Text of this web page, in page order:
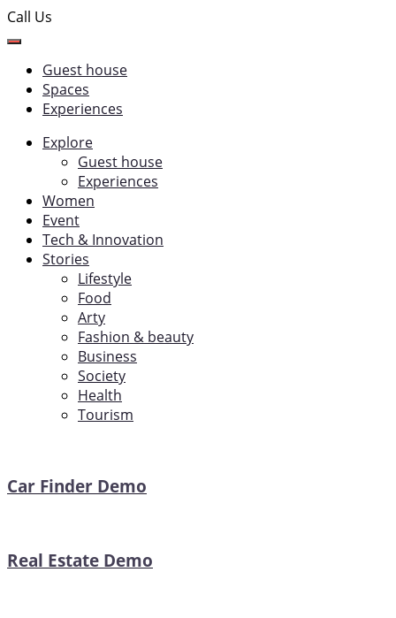
Call Us
Guest house
Spaces
Experiences
Explore
Guest house
Experiences
Women
Event
Tech & Innovation
Stories
Lifestyle
Food
Arty
Fashion & beauty
Business
Society
Health
Tourism
Car Finder Demo
Real Estate Demo